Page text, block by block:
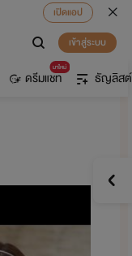
เปิดแอป
เข้าสู่ระบบ
มาใหม่
ดรีมแชท ธัญลิสต์